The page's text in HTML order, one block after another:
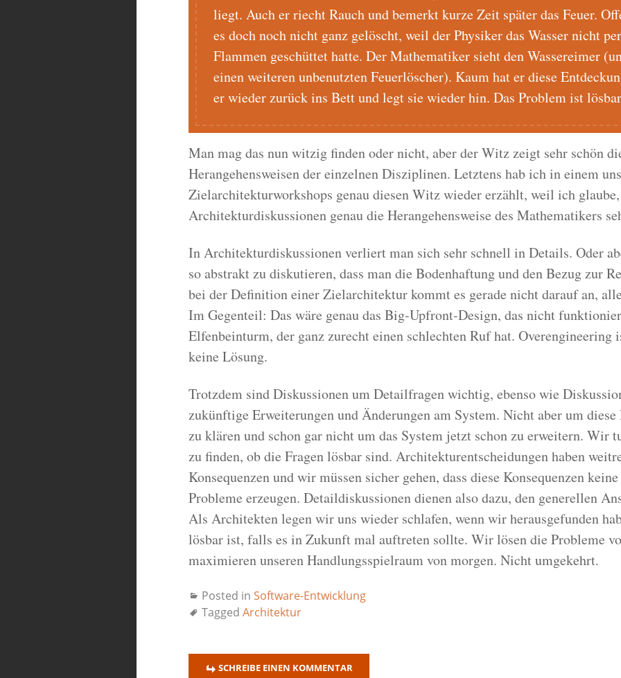
liegt. Auch er riecht Rauch und bemerkt kurze Zeit später das Feuer.
es doch noch nicht ganz gelöscht, weil der Physiker das Wasser nicht
Flammen geschüttet hatte. Der Mathematiker sieht den Wassereimer
einen weiteren unbenutzten Feuerlöscher). Kaum hat er diese
er wieder zurück ins Bett und legt sie wieder hin. Das Problem ist
Man mag das nun witzig finden oder nicht, aber der Witz zeigt sehr schön
Herangehensweisen der einzelnen Disziplinen. Letztens hab ich in einem
Zielarchitekturworkshops genau diesen Witz wieder erzählt, weil ich
Architekturdiskussionen genau die Herangehensweise des Mathematikers
In Architekturdiskussionen verliert man sich sehr schnell in Details. Oder
so abstrakt zu diskutieren, dass man die Bodenhaftung und den Bezug zur
bei der Definition einer Zielarchitektur kommt es gerade nicht darauf an,
Im Gegenteil: Das wäre genau das Big-Upfront-Design, das nicht
Elfenbeinturm, der ganz zurecht einen schlechten Ruf hat. Overengineering
keine Lösung.
Trotzdem sind Diskussionen um Detailfragen wichtig, ebenso wie
zukünftige Erweiterungen und Änderungen am System. Nicht aber um diese
zu klären und schon gar nicht um das System jetzt schon zu erweitern. Wir
zu finden, ob die Fragen lösbar sind. Architekturentscheidungen haben
Konsequenzen und wir müssen sicher gehen, dass diese Konsequenzen
Probleme erzeugen. Detaildiskussionen dienen also dazu, den generellen
Als Architekten legen wir uns wieder schlafen, wenn wir herausgefunden
lösbar ist, falls es in Zukunft mal auftreten sollte. Wir lösen die Probleme
maximieren unseren Handlungsspielraum von morgen. Nicht umgekehrt.
Posted in Software-Entwicklung
Tagged Architektur
SCHREIBE EINEN KOMMENTAR